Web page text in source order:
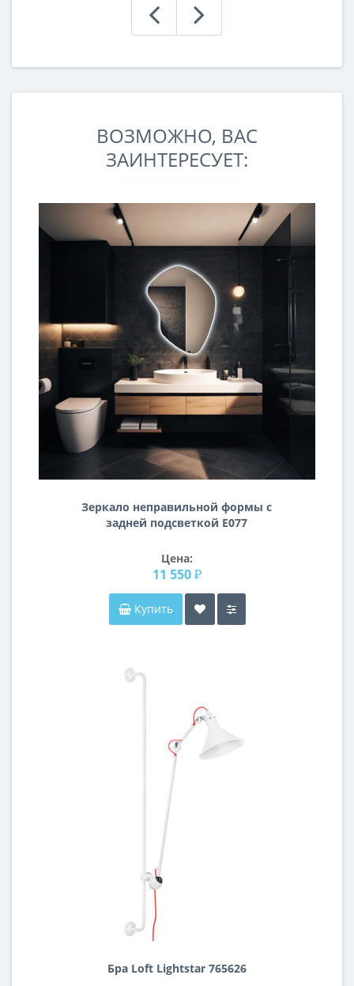
ВОЗМОЖНО, ВАС
ЗАИНТЕРЕСУЕТ:
Зеркало неправильной формы с
задней подсветкой E077
Цена:
11 550 ₽
Купить
Бра Loft Lightstar 765626